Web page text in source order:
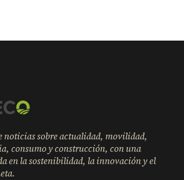
noticias sobre actualidad, movilidad,
consumo y construcción, con una
en la sostenibilidad, la innovación y el